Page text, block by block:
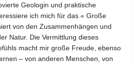
Geologin und praktische
ich mich für das « Große
von den Zusammenhängen und
Natur. Die Vermittlung dieses
macht mir große Freude, ebenso
– von anderen Menschen, von